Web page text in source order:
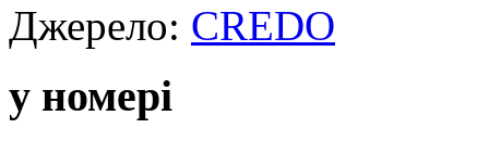
Джерело: CREDO
у номері